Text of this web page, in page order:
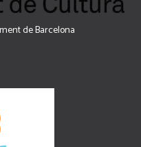
de Barcelona